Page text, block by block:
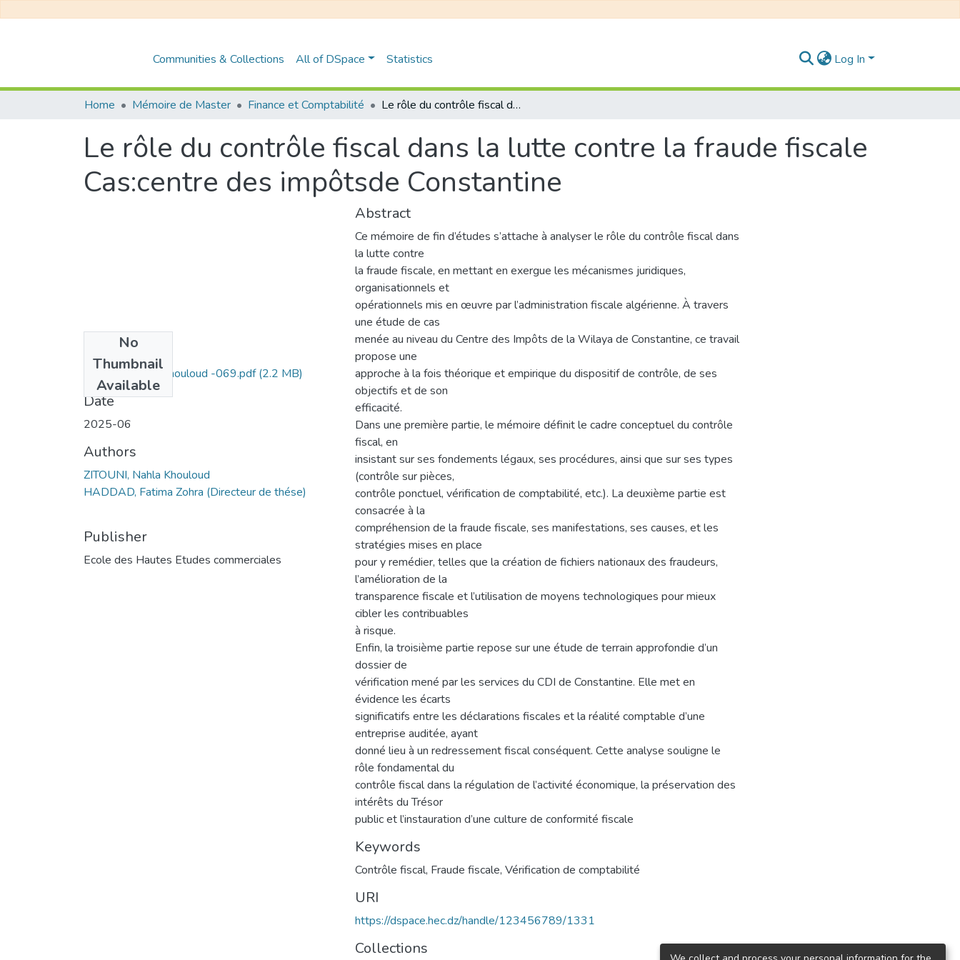
Communities & Collections All of DSpace Statistics Log In
Home Mémoire de Master Finance et Comptabilité Le rôle du contrôle fiscal dans la lutte contre la fraude fiscale Cas:centre des impôtsde Constantine
Le rôle du contrôle fiscal dans la lutte contre la fraude fiscale
Cas:centre des impôtsde Constantine
No
Thumbnail
Available
ZITOUNI Nahla Khouloud -069.pdf(2.2 MB)
Date
2025-06
Authors
ZITOUNI, Nahla Khouloud
HADDAD, Fatima Zohra (Directeur de thése)
Publisher
Ecole des Hautes Etudes commerciales
Abstract
Ce mémoire de fin d’études s’attache à analyser le rôle du contrôle fiscal dans
la lutte contre
la fraude fiscale, en mettant en exergue les mécanismes juridiques,
organisationnels et
opérationnels mis en œuvre par l’administration fiscale algérienne. À travers
une étude de cas
menée au niveau du Centre des Impôts de la Wilaya de Constantine, ce travail
propose une
approche à la fois théorique et empirique du dispositif de contrôle, de ses
objectifs et de son
efficacité.
Dans une première partie, le mémoire définit le cadre conceptuel du contrôle
fiscal, en
insistant sur ses fondements légaux, ses procédures, ainsi que sur ses types
(contrôle sur pièces,
contrôle ponctuel, vérification de comptabilité, etc.). La deuxième partie est
consacrée à la
compréhension de la fraude fiscale, ses manifestations, ses causes, et les
stratégies mises en place
pour y remédier, telles que la création de fichiers nationaux des fraudeurs,
l’amélioration de la
transparence fiscale et l’utilisation de moyens technologiques pour mieux
cibler les contribuables
à risque.
Enfin, la troisième partie repose sur une étude de terrain approfondie d’un
dossier de
vérification mené par les services du CDI de Constantine. Elle met en
évidence les écarts
significatifs entre les déclarations fiscales et la réalité comptable d’une
entreprise auditée, ayant
donné lieu à un redressement fiscal conséquent. Cette analyse souligne le
rôle fondamental du
contrôle fiscal dans la régulation de l’activité économique, la préservation des
intérêts du Trésor
public et l’instauration d’une culture de conformité fiscale
Keywords
Contrôle fiscal, Fraude fiscale, Vérification de comptabilité
URI
https://dspace.hec.dz/handle/123456789/1331
Collections